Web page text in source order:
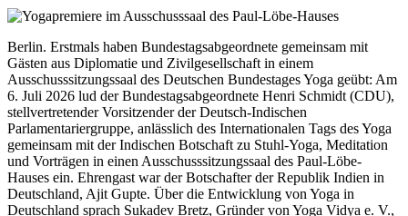
Berlin. Erstmals haben Bundestagsabgeordnete gemeinsam mit
Gästen aus Diplomatie und Zivilgesellschaft in einem
Ausschusssitzungssaal des Deutschen Bundestages Yoga geübt: Am
6. Juli 2026 lud der Bundestagsabgeordnete Henri Schmidt (CDU),
stellvertretender Vorsitzender der Deutsch-Indischen
Parlamentariergruppe, anlässlich des Internationalen Tags des Yoga
gemeinsam mit der Indischen Botschaft zu Stuhl-Yoga, Meditation
und Vorträgen in einen Ausschusssitzungssaal des Paul-Löbe-
Hauses ein. Ehrengast war der Botschafter der Republik Indien in
Deutschland, Ajit Gupte. Über die Entwicklung von Yoga in
Deutschland sprach Sukadev Bretz, Gründer von Yoga Vidya e. V.,